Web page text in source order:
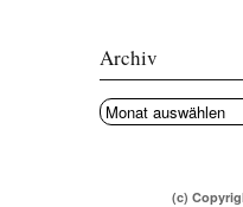
Archiv
Archiv
(c)